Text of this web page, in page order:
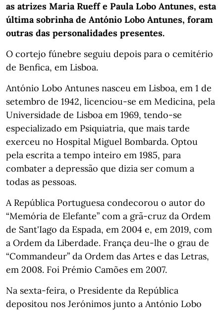
as atrizes Maria Rueff e Paula Lobo Antunes, esta
última sobrinha de António Lobo Antunes, foram
outras das personalidades presentes.
O cortejo fúnebre seguiu depois para o cemitério
de Benfica, em Lisboa.
António Lobo Antunes nasceu em Lisboa, em 1 de
setembro de 1942, licenciou-se em Medicina, pela
Universidade de Lisboa em 1969, tendo-se
especializado em Psiquiatria, que mais tarde
exerceu no Hospital Miguel Bombarda. Optou
pela escrita a tempo inteiro em 1985, para
combater a depressão que dizia ser comum a
todas as pessoas.
A República Portuguesa condecorou o autor do
“Memória de Elefante” com a grã-cruz da Ordem
de Sant'Iago da Espada, em 2004 e, em 2019, com
a Ordem da Liberdade. França deu-lhe o grau de
“Commandeur” da Ordem das Artes e das Letras,
em 2008. Foi Prémio Camões em 2007.
Na sexta-feira, o Presidente da República
depositou nos Jerónimos junto a António Lobo